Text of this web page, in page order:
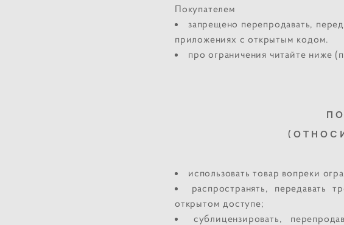
Покупателем
запрещено перепродавать,
приложениях с открытым кодом.
про ограничения читайте ниже
использовать товар вопреки
распространять, передавать
открытом доступе;
сублицензировать,